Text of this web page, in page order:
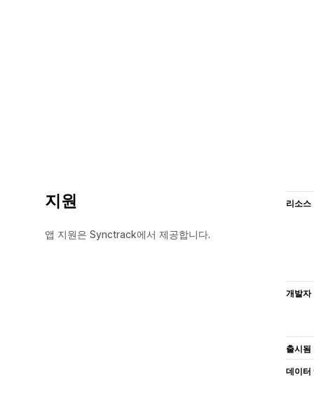
지원
앱 지원은 Synctrack에서 제공합니다.
리소스
개발자
출시됨
데이터